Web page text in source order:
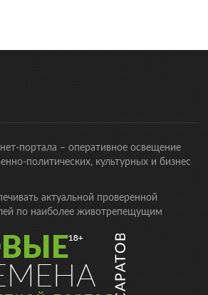
портала – оперативное освещение
политических, культурных и бизнес
актуальной проверенной
по наиболее животрепещущим